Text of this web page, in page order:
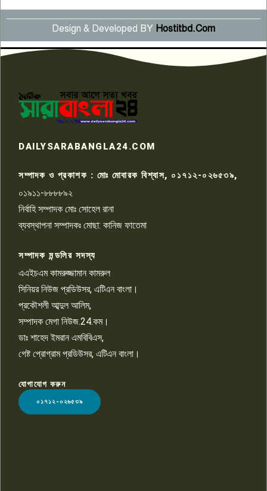
৬
সংবাদ সম্মেলনে অভিযোগ অস্বীকার
উদ্দেশ্য প্রণোদিত সংবাদ প্রকাশের
প্রতিবাদ নাজির হাসানের
৭
কেটে ঘরে ঢুকে স্কুল শিক্ষিকাকে হত্যা
টয়লেটের ট্যাংকি থেকে লাশ উদ্ধার
রাজশাহীতে সন্ত্রাসী হামলায় গুরুতর
৯
চাঁদাবাজি ও হয়রানির অভিযোগ
১০
Design & Developed BY Hostitbd.Com
LOGO
DAILYSARABANGLA24.COM
সম্পাদক ও প্রকাশক : মোঃ মোবারক বিশ্বাস, ০১৭১২-০২৬৫৩৯,
০১৯১১-৮৮৮৮৯২
নির্বাহি সম্পাদক মোঃ সোহেল রানা
ব্যবস্থাপনা সম্পাদকঃ মোছা: কানিজ ফাতেমা
সম্পাদক মন্ডলির সদস্য
এএইচএম কামরুজ্জামান কামরুল
সিনিয়র নিউজ প্রডিউসর, এটিএন বাংলা।
প্রকৌশলী আব্দুল আলিম,
সম্পাদক মেগা নিউজ.24.কম।
ডাঃ শাহেদ ইমরান এমবিবিএস,
গেষ্ট প্রোগ্রাম প্রডিউসর, এটিএন বাংলা।
যোগাযোগ করুন
০১৭১২-০২৬৫৩৯